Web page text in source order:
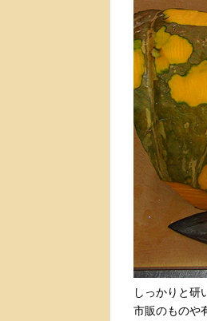
しっかりと研
市販のものや